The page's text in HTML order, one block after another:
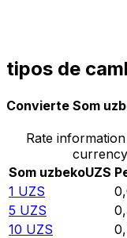
tipos de
Convierte Som
Rate
Som uzbekoUZS
1 UZS
5 UZS
10 UZS